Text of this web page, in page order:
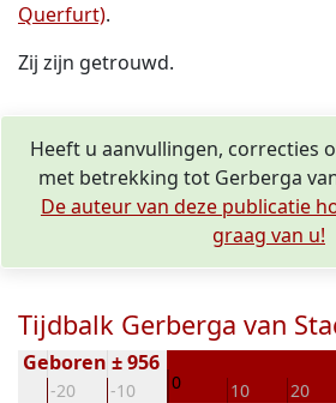
Querfurt).
Zij zijn getrouwd.
Heeft u aanvullingen, correcties
met betrekking tot Gerberga
De auteur van deze publicatie
graag van u!
Tijdbalk Gerberga van
-20 -10 0 10 20
Geboren ± 956